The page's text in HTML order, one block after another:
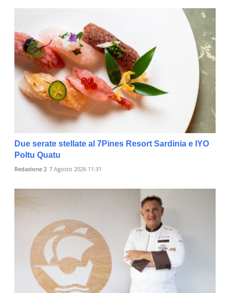
Due serate stellate al 7Pines Resort Sardinia e IYO
Poltu Quatu
Redazione 2 7 Agosto 2026 11:31